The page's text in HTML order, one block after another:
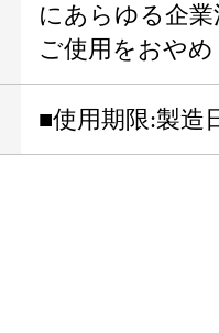
にあらゆる企
ご使用をおや
■使用期限:製造